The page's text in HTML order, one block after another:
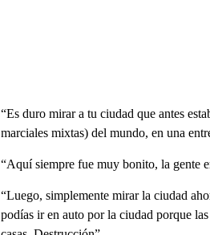
“Es duro mirar a tu ciudad que antes
marciales mixtas) del mundo, en una
“Aquí siempre fue muy bonito, la gente
“Luego, simplemente mirar la ciudad
podías ir en auto por la ciudad porque